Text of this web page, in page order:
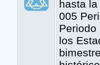
hasta
005
Periodo
los